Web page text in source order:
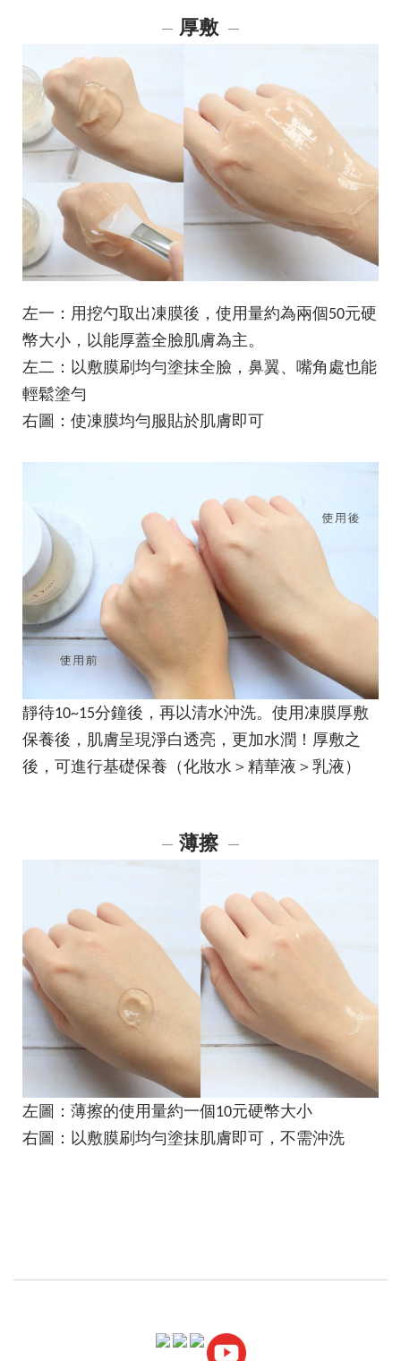
― 厚敷 ―
左一：用挖勺取出凍膜後，使用量約為兩個50元硬
幣大小，以能厚蓋全臉肌膚為主。
左二：以敷膜刷均勻塗抹全臉，鼻翼、嘴角處也能
輕鬆塗勻
右圖：使凍膜均勻服貼於肌膚即可
靜待10~15分鐘後，再以清水沖洗。使用凍膜厚敷
保養後，肌膚呈現淨白透亮，更加水潤！厚敷之
後，可進行基礎保養（化妝水＞精華液＞乳液）
― 薄擦 ―
左圖：薄擦的使用量約一個10元硬幣大小
右圖：以敷膜刷均勻塗抹肌膚即可，不需沖洗